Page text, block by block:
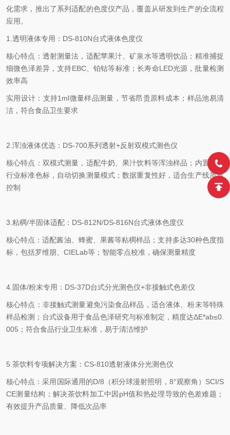
化需求，推出了系列适配的色度仪产品，覆盖从研发到生产的全流程
应用。
1. 透明液体专用： DS-810N台式液体色度仪
核心特点：透射测量法，适配苹果汁、矿泉水等透明饮品；精准捕捉
细微色泽差异，支持EBC、铂钴等标准；长寿命LED光源，批量检测
效率高
实用设计：支持1ml微量样品测量，节省昂贵原料成本；样品池易清
洁，符合食品卫生要求
2. 浑浊液体优选： DS-700系列透射+反射双模式测色仪
核心特点：双模式测量，适配牛奶、果汁饮料等浑浊样品；内置多种
行业标准色标，自动切换测量模式；数据重复性好，适合生产线质量
控制
3. 粘稠/半固体适配： DS-812N/DS-816N台式液体色度仪
核心特点：适配酱油、蜂蜜、果酱等粘稠样品；支持多达30种色度指
标，包括罗维朋、 CIELab等；智能零点校准，确保测量精度
4. 固体/粉末专用： DS-37D台式分光测色仪+非接触式色差仪
核心特点：非接触式测量避免污染食品样品，适合液体、粉末等特殊
样品检测；台式设备用于食品色泽研究与标准制定，精度达ΔE*ab≤0.
005 ；符合食品行业卫生标准，易于清洁维护
5. 茶饮料专项解决方案： CS-810透射液体分光测色仪
核心特点：采用国际通用的D/8 （积分球漫射照明， 8°观察角） SCI/S
CE测量结构；解决茶饮料加工中因 pH值和热处理导致的色差难题；
有效提升产品质量、降低次品率